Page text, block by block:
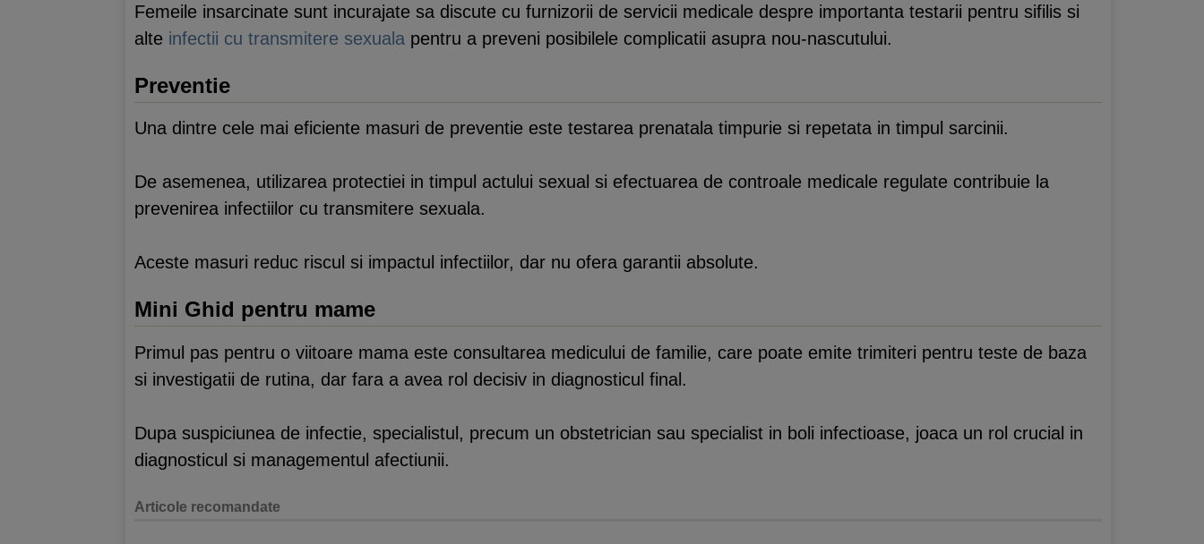
Femeile insarcinate sunt incurajate sa discute cu furnizorii de servicii medicale despre importanta testarii pentru sifilis si
alte infectii cu transmitere sexuala pentru a preveni posibilele complicatii asupra nou-nascutului.
Preventie
Una dintre cele mai eficiente masuri de preventie este testarea prenatala timpurie si repetata in timpul sarcinii.
De asemenea, utilizarea protectiei in timpul actului sexual si efectuarea de controale medicale regulate contribuie la
prevenirea infectiilor cu transmitere sexuala.
Aceste masuri reduc riscul si impactul infectiilor, dar nu ofera garantii absolute.
Mini Ghid pentru mame
Primul pas pentru o viitoare mama este consultarea medicului de familie, care poate emite trimiteri pentru teste de baza
si investigatii de rutina, dar fara a avea rol decisiv in diagnosticul final.
Dupa suspiciunea de infectie, specialistul, precum un obstetrician sau specialist in boli infectioase, joaca un rol crucial in
diagnosticul si managementul afectiunii.
Articole recomandate